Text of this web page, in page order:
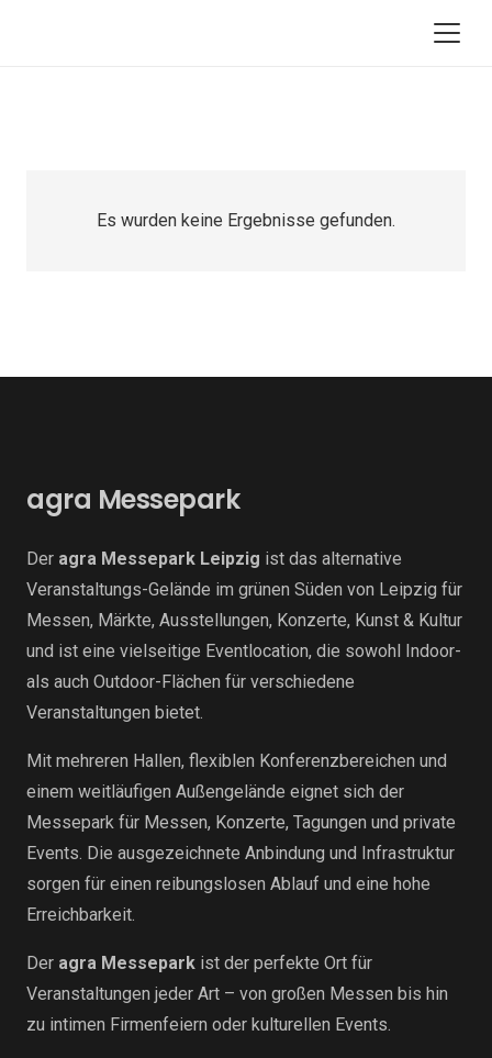
Es wurden keine Ergebnisse gefunden.
agra Messepark
Der agra Messepark Leipzig ist das alternative
Veranstaltungs-Gelände im grünen Süden von Leipzig für
Messen, Märkte, Ausstellungen, Konzerte, Kunst & Kultur
und ist eine vielseitige Eventlocation, die sowohl Indoor-
als auch Outdoor-Flächen für verschiedene
Veranstaltungen bietet.
Mit mehreren Hallen, flexiblen Konferenzbereichen und
einem weitläufigen Außengelände eignet sich der
Messepark für Messen, Konzerte, Tagungen und private
Events. Die ausgezeichnete Anbindung und Infrastruktur
sorgen für einen reibungslosen Ablauf und eine hohe
Erreichbarkeit.
Der agra Messepark ist der perfekte Ort für
Veranstaltungen jeder Art – von großen Messen bis hin
zu intimen Firmenfeiern oder kulturellen Events.